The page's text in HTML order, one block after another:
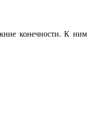
конечности. К ним